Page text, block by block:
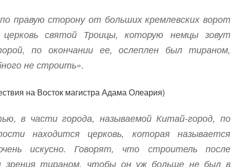
правую сторону от больших кремлевских ворот
святой Троицы, которую немцы зовут
по окончании ее, ослеплен был тираном,
не строить».
на Восток магистра Адама Олеария)
в части города, называемой Китай-город, по
находится церковь, которая называется
искусно. Говорят, что строитель после
зрения тираном, чтобы он уж больше не был в